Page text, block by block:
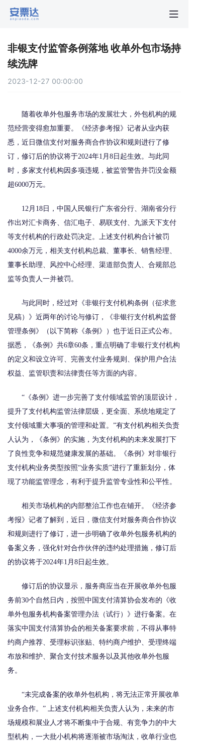
非银支付监管条例落地 收单外包市场持
续洗牌
2023-12-27 00:00:00
随着收单外包服务市场的发展壮大，外包机构的规
范经营变得愈加重要。《经济参考报》记者从业内获
悉，近日微信支付对服务商合作协议和规则进行了修
订，修订后的协议将于2024年1月8日起生效。与此同
时，多家支付机构因多项违规，被监管警告并罚没金额
超6000万元。
12月18日，中国人民银行广东省分行、湖南省分行
作出对汇卡商务、信汇电子、易联支付、九派天下支付
等支付机构的行政处罚决定。上述支付机构合计被罚
4000余万元，相关支付机构总裁、董事长、销售经理、
董事长助理、风控中心经理、渠道部负责人、合规部总
监等负责人一并被罚。
与此同时，经过对《非银行支付机构条例（征求意
见稿）》近两年的讨论与修订，《非银行支付机构监督
管理条例》（以下简称《条例》）也于近日正式公布。
据悉，《条例》共6章60条，重点明确了非银行支付机构
的定义和设立许可、完善支付业务规则、保护用户合法
权益、监管职责和法律责任等方面的内容。
“《条例》进一步完善了支付领域监管的顶层设计，
提升了支付机构监管法律层级，更全面、系统地规定了
支付领域重大事项的管理和处置。”有支付机构相关负责
人认为，《条例》的实施，为支付机构的未来发展打下
了良性竞争和规范健康发展的基础。《条例》对非银行
支付机构业务类型按照“业务实质”进行了重新划分，体
现了功能监管理念，有利于提升监管专业性和公平性。
相关市场机构的内部整治工作也在铺开。《经济参
考报》记者了解到，近日，微信支付对服务商合作协议
和规则进行了修订，进一步明确了收单外包服务机构的
备案义务，强化针对合作伙伴的违约处理措施，修订后
的协议将于2024年1月8日起生效。
修订后的协议显示，服务商应当在开展收单外包服
务前30个自然日内，按照中国支付清算协会发布的《收
单外包服务机构备案管理办法（试行）》进行备案。在
落实中国支付清算协会的相关备案要求前，不得从事特
约商户推荐、受理标识张贴、特约商户维护、受理终端
布放和维护、聚合支付技术服务以及其他收单外包服
务。
“未完成备案的收单外包机构，将无法正常开展收单
业务合作。” 上述支付机构相关负责人认为，未来的市
场规模和展业人才将不断集中于合规、有竞争力的中大
型机构，一大批小机构将逐渐被市场淘汰，收单行业也